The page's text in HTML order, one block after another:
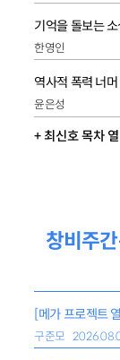
기억을 돌보는 소
한영인
역사적 폭력 너머
윤은성
+ 최신호 목차 열
창비주
[메가 프로젝트
구준모